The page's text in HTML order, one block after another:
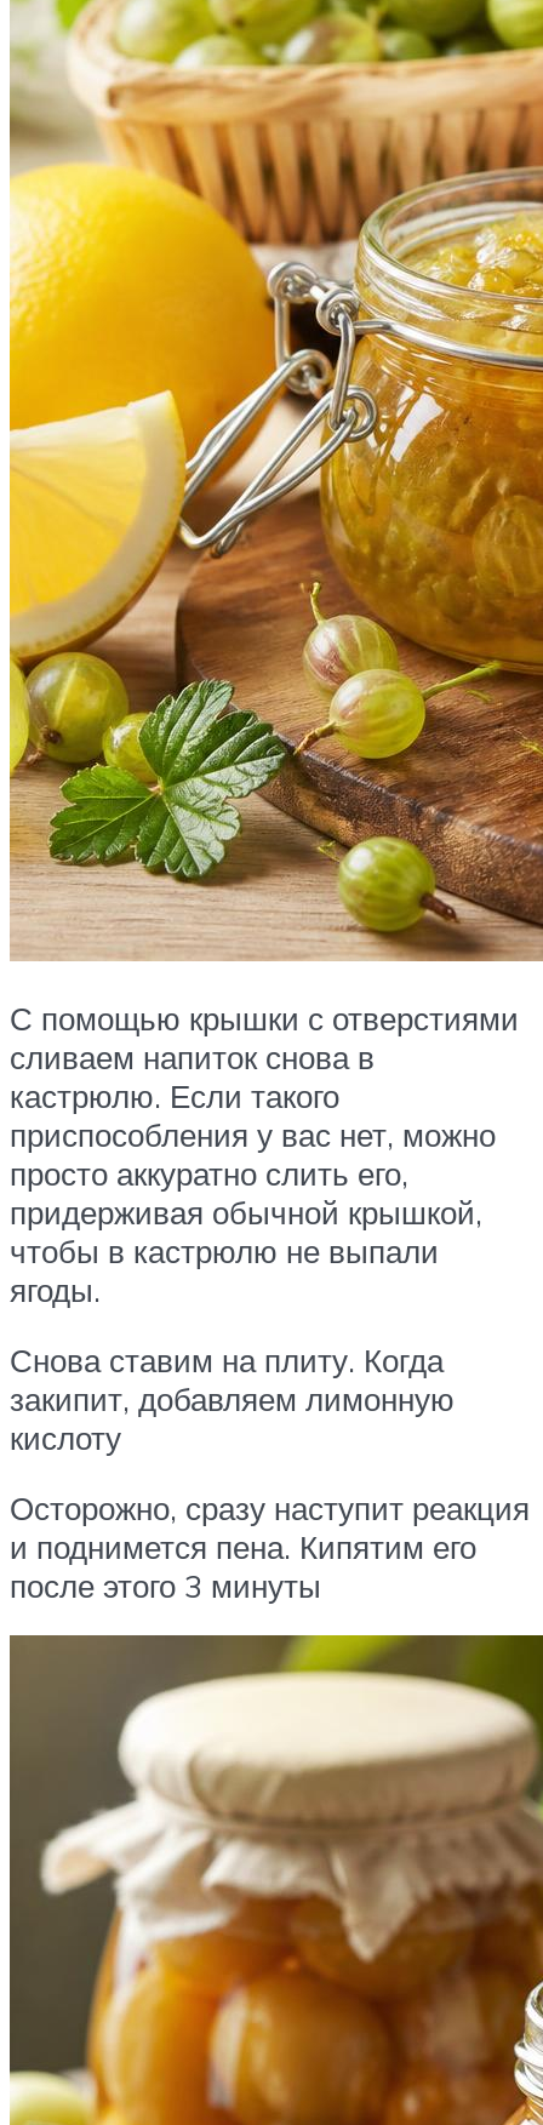
С помощью крышки с отверстиями
сливаем напиток снова в
кастрюлю. Если такого
приспособления у вас нет, можно
просто аккуратно слить его,
придерживая обычной крышкой,
чтобы в кастрюлю не выпали
ягоды.
Снова ставим на плиту. Когда
закипит, добавляем лимонную
кислоту
Осторожно, сразу наступит реакция
и поднимется пена. Кипятим его
после этого 3 минуты